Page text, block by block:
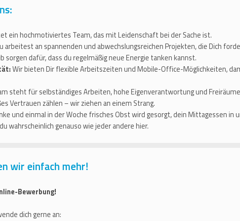
ein hochmotiviertes Team, das mit Leidenschaft bei der Sache ist.
arbeitest an spannenden und abwechslungsreichen Projekten, die Dich
sorgen dafür, dass du regelmäßig neue Energie tanken kannst.
Wir bieten Dir flexible Arbeitszeiten und Mobile-Office-Möglichkeiten,
steht für selbständiges Arbeiten, hohe Eigenverantwortung und
Vertrauen zählen – wir ziehen an einem Strang.
und einmal in der Woche frisches Obst wird gesorgt, dein Mittagessen
wahrscheinlich genauso wie jeder andere hier.
wir einfach mehr!
Bewerbung!
dich gerne an: